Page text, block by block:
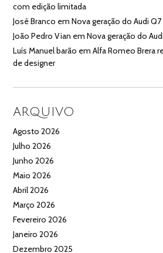
com edição limitada
José Branco emNova geração do Audi
João Pedro Vian emNova geração do
Luís Manuel barão emAlfa Romeo Brera
de designer
ARQUIVO
Agosto 2026
Julho 2026
Junho 2026
Maio 2026
Abril 2026
Março 2026
Fevereiro 2026
Janeiro 2026
Dezembro 2025